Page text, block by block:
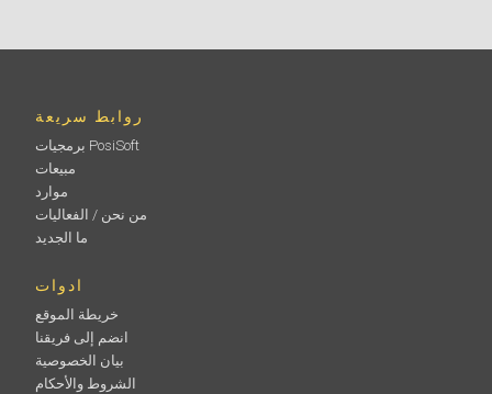
بحشوة رغوية مخصصة لحمل أداة PosiTector الخاصة بك
روابط سريعة
برمجيات PosiSoft
مبيعات
موارد
من نحن / الفعاليات
ما الجديد
ادوات
خريطة الموقع
انضم إلى فريقنا
بيان الخصوصية
الشروط والأحكام